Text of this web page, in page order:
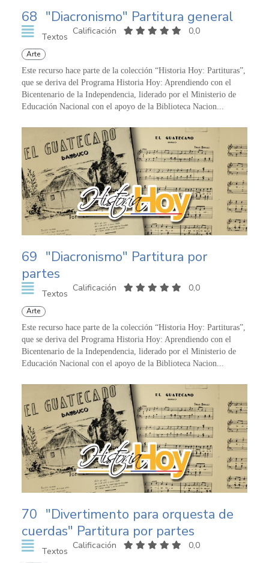
68 "Diacronismo" Partitura general
Textos
Calificación 0,0
Arte
Este recurso hace parte de la colección “Historia Hoy: Partituras”,
que se deriva del Programa Historia Hoy: Aprendiendo con el
Bicentenario de la Independencia, liderado por el Ministerio de
Educación Nacional con el apoyo de la Biblioteca Nacion...
69 "Diacronismo" Partitura por
partes
Textos
Calificación 0,0
Arte
Este recurso hace parte de la colección “Historia Hoy: Partituras”,
que se deriva del Programa Historia Hoy: Aprendiendo con el
Bicentenario de la Independencia, liderado por el Ministerio de
Educación Nacional con el apoyo de la Biblioteca Nacion...
70 "Divertimento para orquesta de
cuerdas" Partitura por partes
Textos
Calificación 0,0